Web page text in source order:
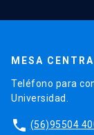
MESA
Teléfono para
Universidad.
phone (56)95504